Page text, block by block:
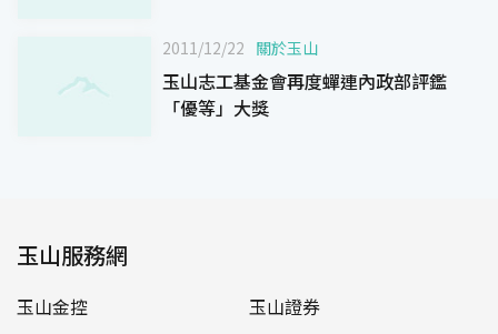
2011/12/22 關於玉山
玉山志工基金會再度蟬連內政部評鑑
「優等」大獎
玉山服務網
玉山金控
玉山證券